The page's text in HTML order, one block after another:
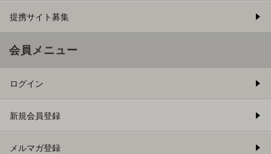
提携サイト募集
会員メニュー
ログイン
新規会員登録
メルマガ登録